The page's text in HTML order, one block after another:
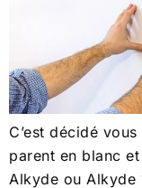
C’est décidé
parent en blanc
Alkyde ou Alkyde